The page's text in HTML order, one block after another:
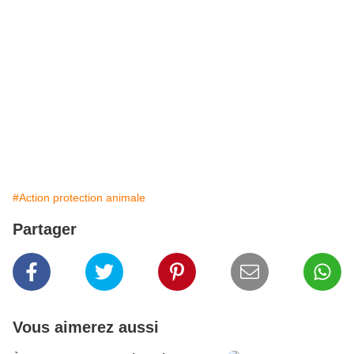
#Action protection animale
Partager
Vous aimerez aussi